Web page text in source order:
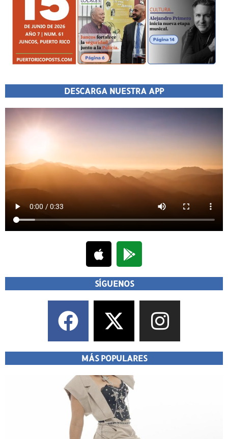
DESCARGA NUESTRA APP
SÍGUENOS
MÁS POPULARES